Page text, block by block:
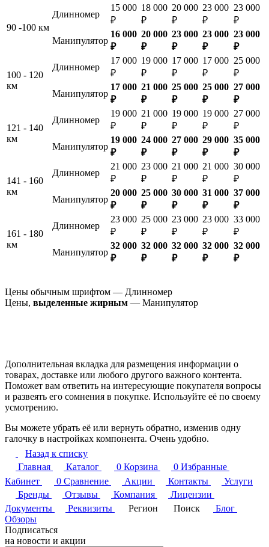
90 -100 км
Длинномер
15 000
₽
18 000
₽
20 000
₽
23 000
₽
23 000
₽
Манипулятор
16 000
₽
20 000
₽
23 000
₽
23 000
₽
23 000
₽
100 - 120
км
Длинномер
17 000
₽
19 000
₽
17 000
₽
17 000
₽
25 000
₽
Манипулятор
17 000
₽
21 000
₽
25 000
₽
25 000
₽
27 000
₽
121 - 140
км
Длинномер
19 000
₽
21 000
₽
19 000
₽
19 000
₽
27 000
₽
Манипулятор
19 000
₽
24 000
₽
27 000
₽
29 000
₽
35 000
₽
141 - 160
км
Длинномер
21 000
₽
23 000
₽
21 000
₽
21 000
₽
30 000
₽
Манипулятор
20 000
₽
25 000
₽
30 000
₽
31 000
₽
37 000
₽
161 - 180
км
Длинномер
23 000
₽
25 000
₽
23 000
₽
23 000
₽
33 000
₽
Манипулятор
32 000
₽
32 000
₽
32 000
₽
32 000
₽
32 000
₽
Цены обычным шрифтом — Длинномер
Цены, выделенные жирным — Манипулятор
Дополнительная вкладка для размещения информации о
товарах, доставке или любого другого важного контента.
Поможет вам ответить на интересующие покупателя вопросы
и развеять его сомнения в покупке. Используйте её по своему
усмотрению.
Вы можете убрать её или вернуть обратно, изменив одну
галочку в настройках компонента. Очень удобно.
Назад к списку
Главная
Каталог 0 Корзина 0 Избранные
Кабинет
0 Сравнение Акции Контакты
Услуги
Бренды
Отзывы Компания
Лицензии
Документы
Реквизиты Регион Поиск
Блог
Обзоры
Подписаться
на новости и акции